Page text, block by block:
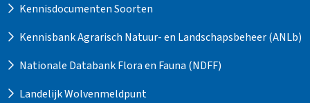
Kennisdocumenten Soorten
Kennisbank Agrarisch Natuur- en Landschapsbeheer (ANLb)
Nationale Databank Flora en Fauna (NDFF)
Landelijk Wolvenmeldpunt